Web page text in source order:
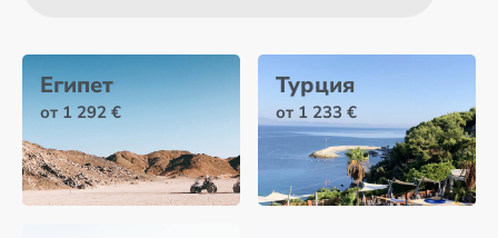
Египет
от 1 292 €
Турция
от 1 233 €